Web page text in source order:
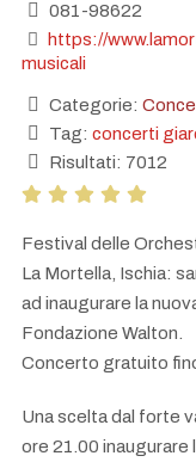
081-98622
https://
musicali
Categorie:
Tag: concerti
Risultati: 7012
Festival delle
La Mortella, Ischia:
ad inaugurare la
Fondazione Walton.
Concerto gratuito
Una scelta dal forte
ore 21.00